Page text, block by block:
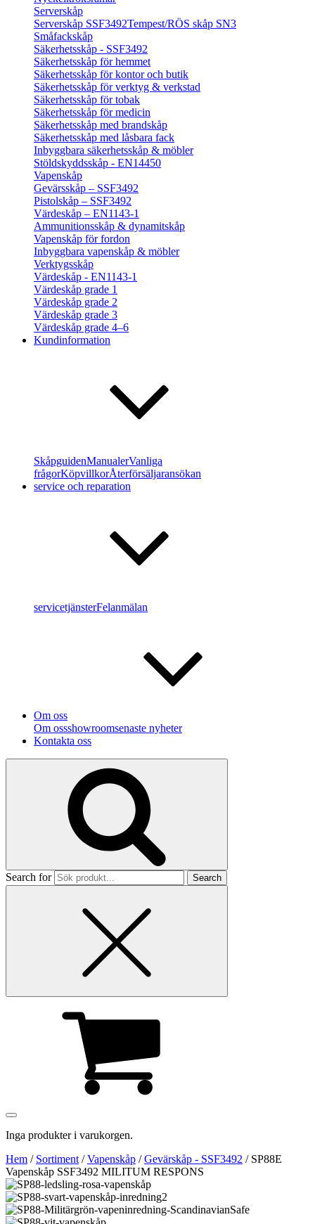
Serverskåp
Serverskåp SSF3492Tempest/RÖS skåp SN3
Småfackskåp
Säkerhetsskåp - SSF3492
Säkerhetsskåp för hemmet
Säkerhetsskåp för kontor och butik
Säkerhetsskåp för verktyg & verkstad
Säkerhetsskåp för tobak
Säkerhetsskåp för medicin
Säkerhetsskåp med brandskåp
Säkerhetsskåp med låsbara fack
Inbyggbara säkerhetsskåp & möbler
Stöldskyddsskåp - EN14450
Vapenskåp
Gevärsskåp – SSF3492
Pistolskåp – SSF3492
Värdeskåp – EN1143-1
Ammunitionsskåp & dynamitskåp
Vapenskåp för fordon
Inbyggbara vapenskåp & möbler
Verktygsskåp
Värdeskåp - EN1143-1
Värdeskåp grade 1
Värdeskåp grade 2
Värdeskåp grade 3
Värdeskåp grade 4–6
Kundinformation
SkåpguidenManualerVanliga
frågorKöpvillkorÅterförsäljaransökan
service och reparation
servicetjänsterFelanmälan
Om oss
Om ossshowroomsenaste nyheter
Kontakta oss
Search for
Inga produkter i varukorgen.
Hem / Sortiment /Vapenskåp /Gevärskåp - SSF3492 / SP88E
Vapenskåp SSF3492 MILITUM RESPONS